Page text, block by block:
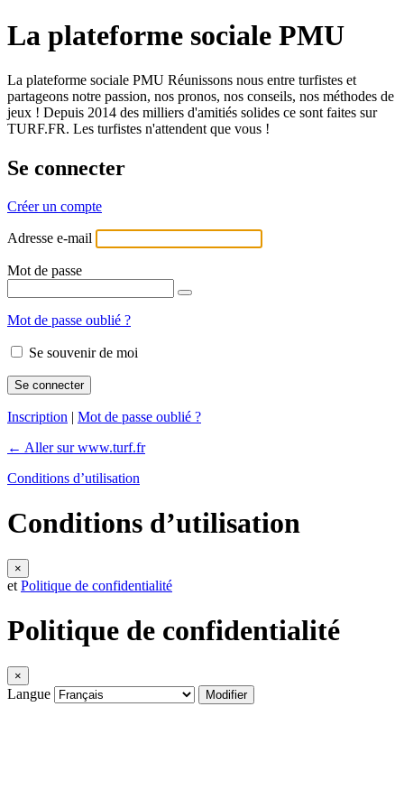
La plateforme sociale PMU
La plateforme sociale PMU Réunissons nous entre turfistes et
partageons notre passion, nos pronos, nos conseils, nos méthodes de
jeux ! Depuis 2014 des milliers d'amitiés solides ce sont faites sur
TURF.FR. Les turfistes n'attendent que vous !
Se connecter
Créer un compte
Adresse e-mail
Mot de passe
Mot de passe oublié ?
Se souvenir de moi
Inscription | Mot de passe oublié ?
← Aller sur www.turf.fr
Conditions d’utilisation
Conditions d’utilisation
×
et Politique de confidentialité
Politique de confidentialité
×
Langue